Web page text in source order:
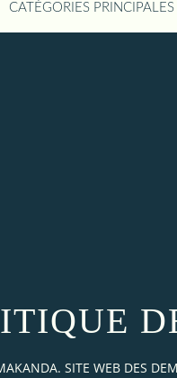
CATÉGORIES PRINCIPALES
SITE WEB DES